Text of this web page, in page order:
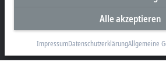
Unternehmenszentrale Deutschland
Beckhoff Automation GmbH & Co. KG
Hülshorstweg 20
Alle akzeptieren
ImpressumDatenschutzerklärungAllgemeine